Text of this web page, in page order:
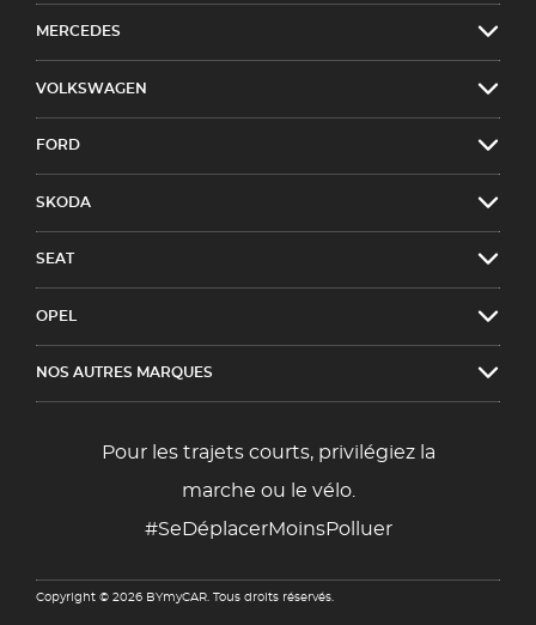
MERCEDES
VOLKSWAGEN
FORD
SKODA
SEAT
OPEL
NOS AUTRES MARQUES
Pour les trajets courts, privilégiez la
marche ou le vélo.
#SeDéplacerMoinsPolluer
Copyright © 2026 BYmyCAR. Tous droits réservés.